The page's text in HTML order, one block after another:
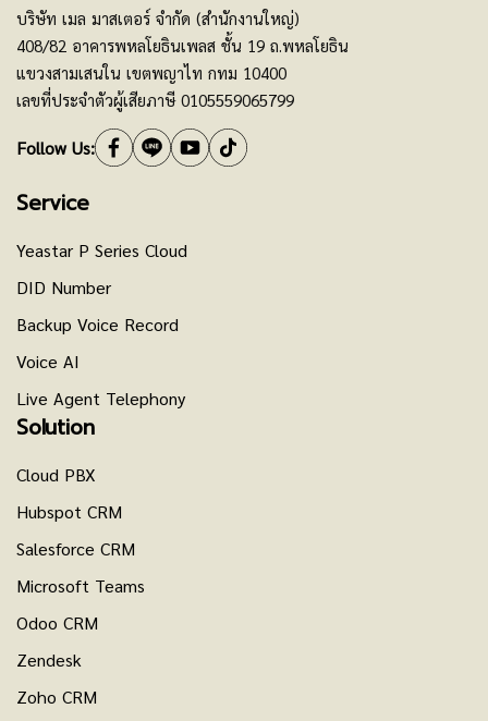
บริษัท เมล มาสเตอร์ จำกัด (สำนักงานใหญ่)
408/82 อาคารพหลโยธินเพลส ชั้น 19 ถ.พหลโยธิน
แขวงสามเสนใน เขตพญาไท กทม 10400
เลขที่ประจำตัวผู้เสียภาษี 0105559065799
Follow Us:
Service
Yeastar P Series Cloud
DID Number
Backup Voice Record
Voice AI
Live Agent Telephony
Solution
Cloud PBX
Hubspot CRM
Salesforce CRM
Microsoft Teams
Odoo CRM
Zendesk
Zoho CRM